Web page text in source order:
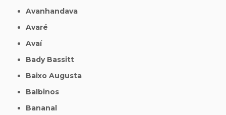
Avanhandava
Avaré
Avaí
Bady Bassitt
Baixo Augusta
Balbinos
Bananal